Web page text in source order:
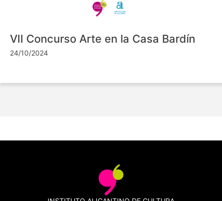
VII Concurso Arte en la Casa Bardín
24/10/2024